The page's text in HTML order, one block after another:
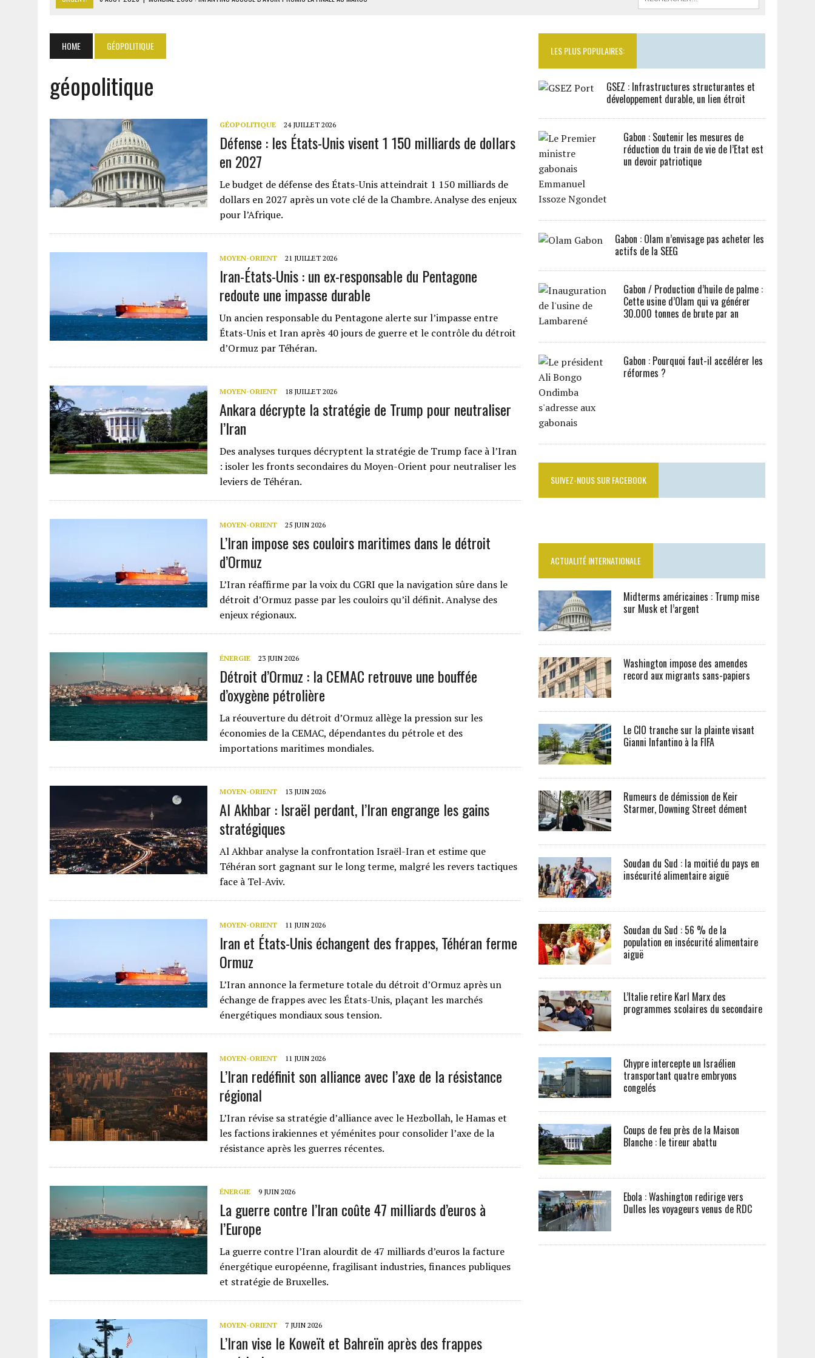
CÔTE D’IVOIRE-UE : 1 074 LIGNES TARIFAIRES DANS LA 4E PHASE DE L’APE
6 AOÛT 2026 | LA BANQUE MONDIALE ACCORDE 340 MILLIARDS FCFA AU SÉNÉGAL
6 AOÛT 2026
CAN FÉMININE : LA CÔTE D’IVOIRE ET L’AFRIQUE DU SUD DÉCROCHENT LEUR QUALIFICATION POUR LES QUARTS DE FINALE
HOME GÉOPOLITIQUE
géopolitique
GÉOPOLITIQUE 24 JUILLET 2026
Défense : les États-Unis visent 1 150 milliards de dollars
en 2027
Le budget de défense des États-Unis atteindrait 1 150 milliards de
dollars en 2027 après un vote clé de la Chambre. Analyse des enjeux
pour l’Afrique.
MOYEN-ORIENT 21 JUILLET 2026
Iran-États-Unis : un ex-responsable du Pentagone
redoute une impasse durable
Un ancien responsable du Pentagone alerte sur l’impasse entre
États-Unis et Iran après 40 jours de guerre et le contrôle du détroit
d’Ormuz par Téhéran.
MOYEN-ORIENT 18 JUILLET 2026
Ankara décrypte la stratégie de Trump pour neutraliser
l’Iran
Des analyses turques décryptent la stratégie de Trump face à l’Iran
: isoler les fronts secondaires du Moyen-Orient pour neutraliser les
leviers de Téhéran.
MOYEN-ORIENT 25 JUIN 2026
L’Iran impose ses couloirs maritimes dans le détroit
d’Ormuz
L’Iran réaffirme par la voix du CGRI que la navigation sûre dans le
détroit d’Ormuz passe par les couloirs qu’il définit. Analyse des
enjeux régionaux.
ÉNERGIE 23 JUIN 2026
Détroit d’Ormuz : la CEMAC retrouve une bouffée
d’oxygène pétrolière
La réouverture du détroit d’Ormuz allège la pression sur les
économies de la CEMAC, dépendantes du pétrole et des
importations maritimes mondiales.
MOYEN-ORIENT 13 JUIN 2026
Al Akhbar : Israël perdant, l’Iran engrange les gains
stratégiques
Al Akhbar analyse la confrontation Israël-Iran et estime que
Téhéran sort gagnant sur le long terme, malgré les revers tactiques
face à Tel-Aviv.
MOYEN-ORIENT 11 JUIN 2026
Iran et États-Unis échangent des frappes, Téhéran ferme
Ormuz
L’Iran annonce la fermeture totale du détroit d’Ormuz après un
échange de frappes avec les États-Unis, plaçant les marchés
énergétiques mondiaux sous tension.
MOYEN-ORIENT 11 JUIN 2026
L’Iran redéfinit son alliance avec l’axe de la résistance
régional
L’Iran révise sa stratégie d’alliance avec le Hezbollah, le Hamas et
les factions irakiennes et yéménites pour consolider l’axe de la
résistance après les guerres récentes.
ÉNERGIE 9 JUIN 2026
La guerre contre l’Iran coûte 47 milliards d’euros à
l’Europe
La guerre contre l’Iran alourdit de 47 milliards d’euros la facture
énergétique européenne, fragilisant industries, finances publiques
et stratégie de Bruxelles.
MOYEN-ORIENT 7 JUIN 2026
L’Iran vise le Koweït et Bahreïn après des frappes
LES PLUS POPULAIRES:
GSEZ : Infrastructures structurantes et
développement durable, un lien étroit
Gabon : Soutenir les mesures de
réduction du train de vie de l’Etat est
un devoir patriotique
Gabon : Olam n’envisage pas acheter les
actifs de la SEEG
Gabon / Production d’huile de palme :
Cette usine d’Olam qui va générer
30.000 tonnes de brute par an
Gabon : Pourquoi faut-il accélérer les
réformes ?
SUIVEZ-NOUS SUR FACEBOOK
ACTUALITÉ INTERNATIONALE
Midterms américaines : Trump mise
sur Musk et l’argent
Washington impose des amendes
record aux migrants sans-papiers
Le CIO tranche sur la plainte visant
Gianni Infantino à la FIFA
Rumeurs de démission de Keir
Starmer, Downing Street dément
Soudan du Sud : la moitié du pays en
insécurité alimentaire aiguë
Soudan du Sud : 56 % de la
population en insécurité alimentaire
aiguë
L’Italie retire Karl Marx des
programmes scolaires du secondaire
Chypre intercepte un Israélien
transportant quatre embryons
congelés
Coups de feu près de la Maison
Blanche : le tireur abattu
Ebola : Washington redirige vers
Dulles les voyageurs venus de RDC